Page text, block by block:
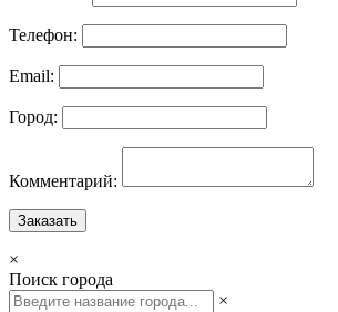
Телефон:
Email:
Город:
Комментарий:
Заказать
×
Поиск города
×